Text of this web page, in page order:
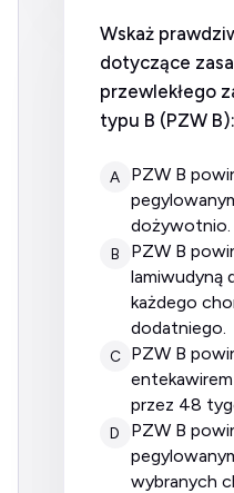
Wskaż
dotyczące
przewlekłego
typu B (PZW B):
A
PZW B powinno leczyć się
dożywotnio.
B
PZW B powinno leczyć się
lamiwudyną
każdego
dodatniego.
C
PZW B powinno leczyć się
przez 48
D
PZW B powinno leczyć się
wybranych